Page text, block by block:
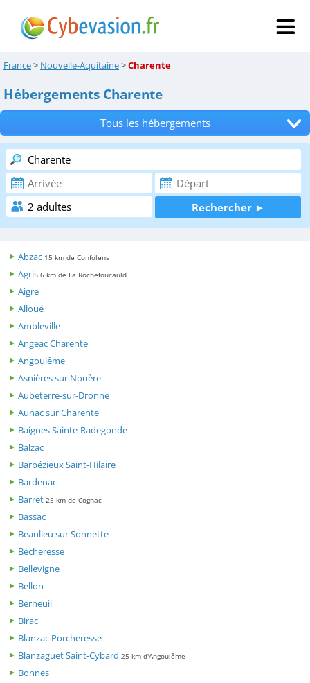
France> Nouvelle-Aquitaine>Charente
Hébergements Charente
Tous les hébergements
Hôtels
Chambres d'hôtes
Locations de vacances
Abzac 15 km de Confolens
Agris 6 km de La Rochefoucauld
Aigre
Alloué
Ambleville
Angeac Charente
Angoulême
Asnières sur Nouère
Aubeterre-sur-Dronne
Aunac sur Charente
Baignes Sainte-Radegonde
Balzac
Barbézieux Saint-Hilaire
Bardenac
Barret 25 km de Cognac
Bassac
Beaulieu sur Sonnette
Bécheresse
Bellevigne
Bellon
Berneuil
Birac
Blanzac Porcheresse
Blanzaguet Saint-Cybard 25 km d'Angoulême
Bonnes